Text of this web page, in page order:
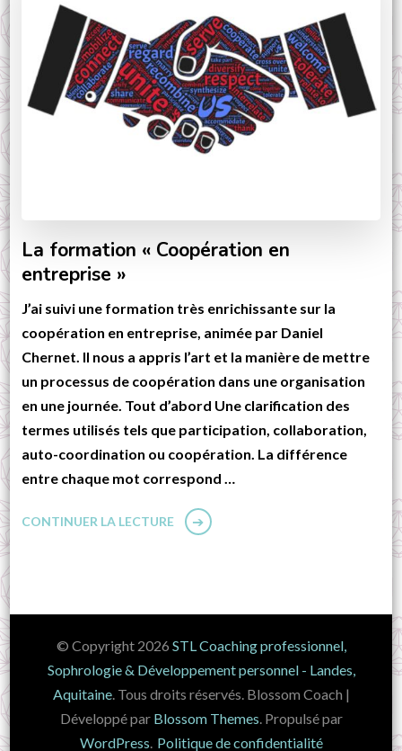
La formation « Coopération en
entreprise »
J’ai suivi une formation très enrichissante sur la
coopération en entreprise, animée par Daniel
Chernet. Il nous a appris l’art et la manière de mettre
un processus de coopération dans une organisation
en une journée. Tout d’abord Une clarification des
termes utilisés tels que participation, collaboration,
auto-coordination ou coopération. La différence
entre chaque mot correspond …
CONTINUER LA LECTURE
© Copyright 2026 STL Coaching professionnel,
Sophrologie & Développement personnel - Landes,
Aquitaine. Tous droits réservés. Blossom Coach |
Développé par Blossom Themes . Propulsé par
WordPress Politique de confidentialité